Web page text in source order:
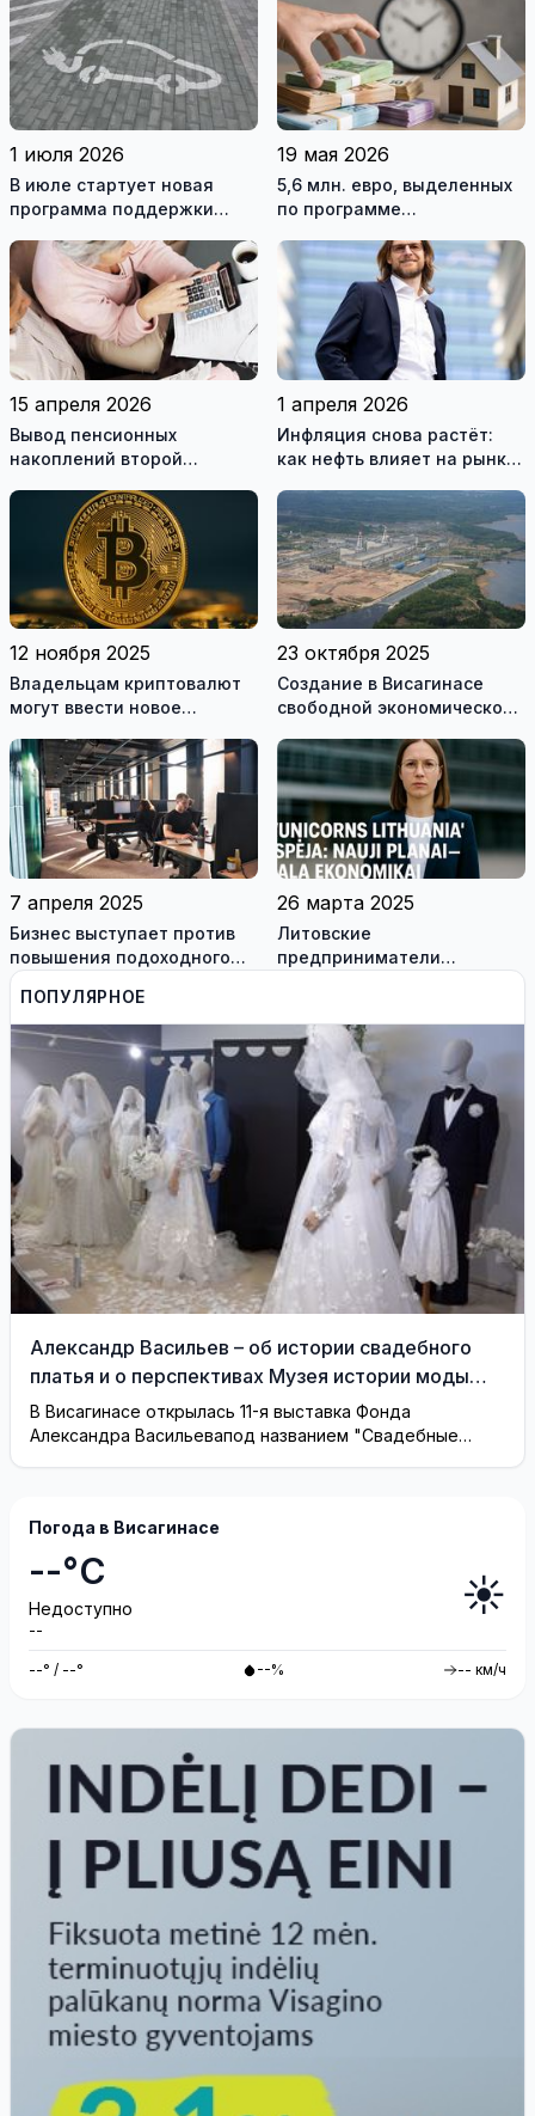
1 июля 2026
В июле стартует новая
программа поддержки
миллионов евро
19 мая 2026
5,6 млн. евро, выделенных
по программе
закончились через 10 минут
15 апреля 2026
Вывод пенсионных
накоплений второй
к чему это приведёт
1 апреля 2026
Инфляция снова растёт:
как нефть влияет на рынки
12 ноября 2025
Владельцам криптовалют
могут ввести новое
декларировать свои
цифровые активы
23 октября 2025
Создание в Висагинасе
свободной экономической
состояться
7 апреля 2025
Бизнес выступает против
повышения подоходного
налога: названы 5 причин
26 марта 2025
Литовские
предприниматели
реальный ущерб экономике
Литвы
ПОПУЛЯРНОЕ
Александр Васильев – об истории свадебного
платья и о перспективах Музея истории моды
(видео)
В Висагинасе открылась 11-я выставка Фонда
Александра Васильевапод названием "Свадебные
Погода в Висагинасе
--°C
Недоступно
--
☀️
--° / --° --% -- км/ч